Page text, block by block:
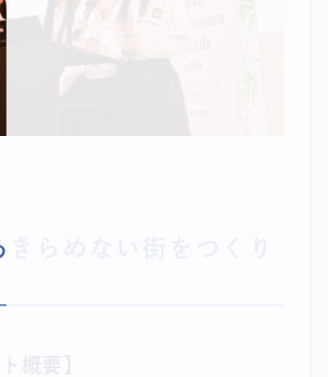
きらめない街をつくり
概要】